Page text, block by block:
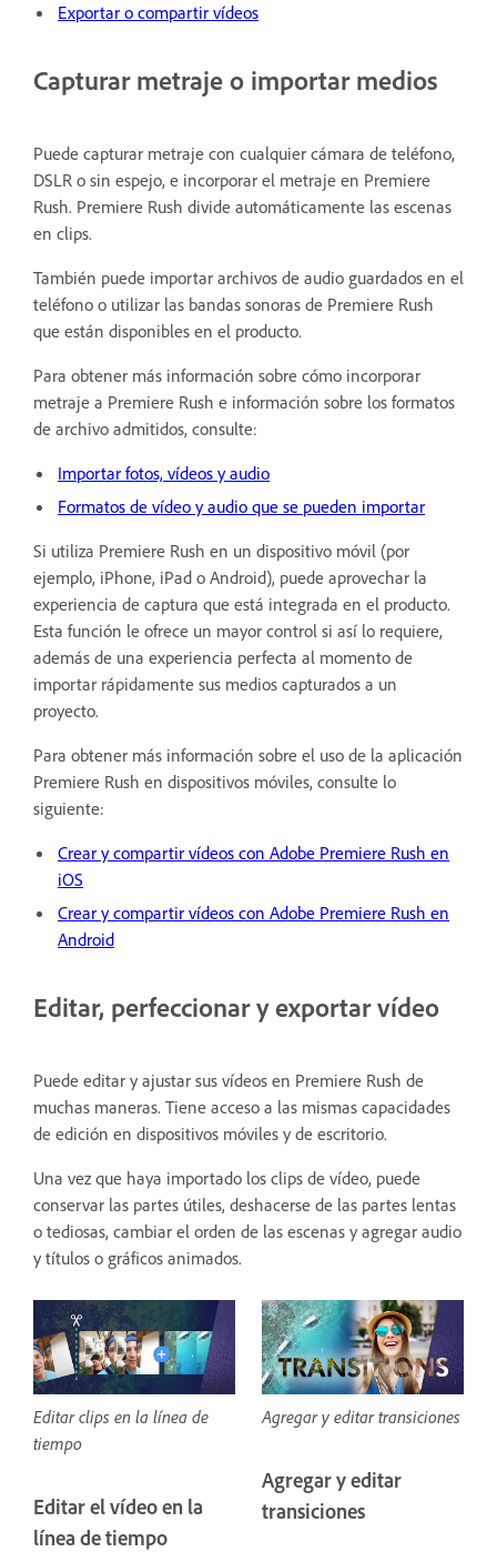
Exportar o compartir vídeos
Capturar metraje o importar medios
Puede capturar metraje con cualquier cámara de teléfono,
DSLR o sin espejo, e incorporar el metraje en Premiere
Rush. Premiere Rush divide automáticamente las escenas
en clips.
También puede importar archivos de audio guardados en el
teléfono o utilizar las bandas sonoras de Premiere Rush
que están disponibles en el producto.
Para obtener más información sobre cómo incorporar
metraje a Premiere Rush e información sobre los formatos
de archivo admitidos, consulte:
Importar fotos, vídeos y audio
Formatos de vídeo y audio que se pueden importar
Si utiliza Premiere Rush en un dispositivo móvil (por
ejemplo, iPhone, iPad o Android), puede aprovechar la
experiencia de captura que está integrada en el producto.
Esta función le ofrece un mayor control si así lo requiere,
además de una experiencia perfecta al momento de
importar rápidamente sus medios capturados a un
proyecto.
Para obtener más información sobre el uso de la aplicación
Premiere Rush en dispositivos móviles, consulte lo
siguiente:
Crear y compartir vídeos con Adobe Premiere Rush en
iOS
Crear y compartir vídeos con Adobe Premiere Rush en
Android
Editar, perfeccionar y exportar vídeo
Puede editar y ajustar sus vídeos en Premiere Rush de
muchas maneras. Tiene acceso a las mismas capacidades
de edición en dispositivos móviles y de escritorio.
Una vez que haya importado los clips de vídeo, puede
conservar las partes útiles, deshacerse de las partes lentas
o tediosas, cambiar el orden de las escenas y agregar audio
y títulos o gráficos animados.
Editar clips en la línea de
tiempo
Editar el vídeo en la
línea de tiempo
Agregar y editar transiciones
Agregar y editar
transiciones